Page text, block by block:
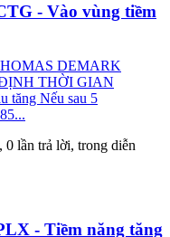
- Vào vùng tiềm
DEMARK
THỜI GIAN
tăng Nếu sau 5
, 0 lần trả lời, trong diễn
- Tiềm năng tăng